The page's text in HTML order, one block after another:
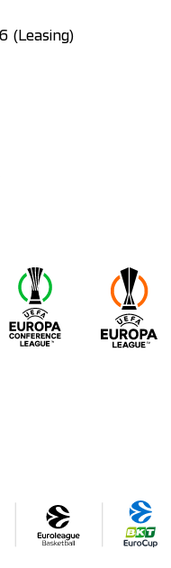
(Leasing)